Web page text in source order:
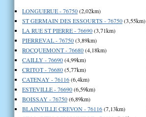
LONGUERUE - 76750(2,02km)
ST GERMAIN DES ESSOURTS - 76750(3,55km)
LA RUE ST PIERRE - 76690(3,71km)
PIERREVAL - 76750(3,89km)
ROCQUEMONT - 76680(4,18km)
CAILLY - 76690(4,99km)
CRITOT - 76680(5,77km)
CATENAY - 76116(6,4km)
ESTEVILLE - 76690(6,59km)
BOISSAY - 76750(6,89km)
BLAINVILLE CREVON - 76116(7,13km)